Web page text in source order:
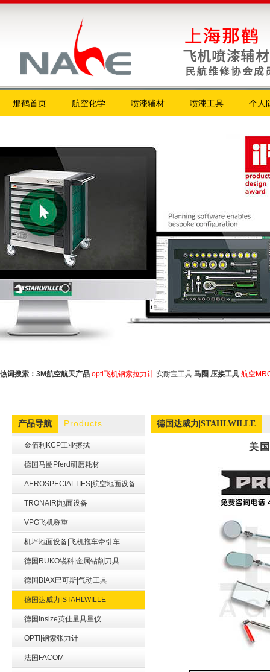
那鹤首页 航空化学 喷漆辅材 喷漆工具 个人
热词搜索： 3M航空航天产品 opti飞机钢索拉力计 实耐宝工具 马圈 压接工具 航空
产品导航 Products
金佰利KCP工业擦拭
德国马圈Pferd研磨耗材
AEROSPECIALTIES|航空地面设备
TRONAIR|地面设备
VPG飞机称重
机坪地面设备|飞机拖车牵引车
德国RUKO锐科|金属钻削刀具
德国BIAX巴可斯|气动工具
德国达威力|STAHLWILLE
德国Insize英仕量具量仪
OPTI|钢索张力计
法国FACOM
德国达威力|STAHLWILLE
美